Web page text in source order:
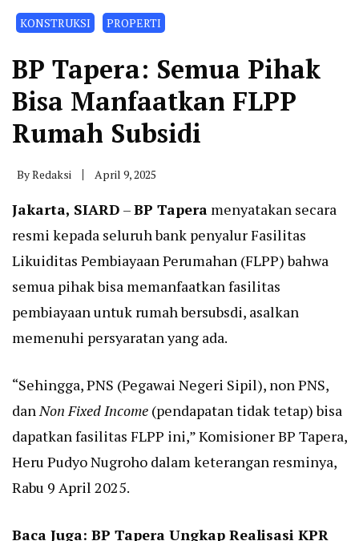
KONSTRUKSI PROPERTI
BP Tapera: Semua Pihak
Bisa Manfaatkan FLPP
Rumah Subsidi
ByRedaksi April 9, 2025
Jakarta, SIARD –BP Tapera menyatakan secara
resmi kepada seluruh bank penyalur Fasilitas
Likuiditas Pembiayaan Perumahan (FLPP) bahwa
semua pihak bisa memanfaatkan fasilitas
pembiayaan untuk rumah bersubsdi, asalkan
memenuhi persyaratan yang ada.
“Sehingga, PNS (Pegawai Negeri Sipil), non PNS,
danNon Fixed Income (pendapatan tidak tetap) bisa
dapatkan fasilitas FLPP ini,” Komisioner BP Tapera,
Heru Pudyo Nugroho dalam keterangan resminya,
Rabu 9 April 2025.
Baca Juga: BP Tapera Ungkap Realisasi KPR